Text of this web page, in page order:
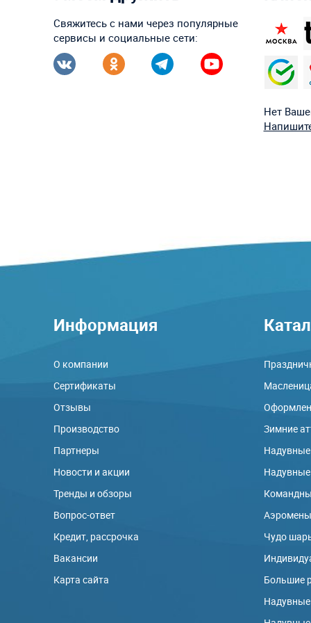
Свяжитесь с нами через популярные
сервисы и социальные сети:
Нет
Информация
О компании
Сертификаты
Отзывы
Производство
Партнеры
Новости и акции
Тренды и обзоры
Вопрос-ответ
Кредит, рассрочка
Вакансии
Карта сайта
Зимние
Аэромены
Чудо
Большие